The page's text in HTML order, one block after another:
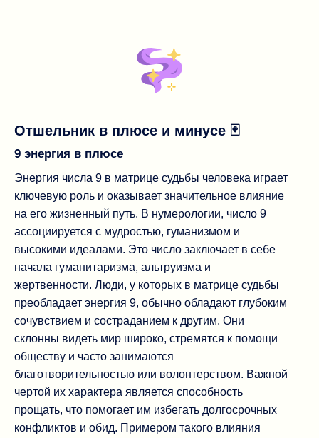
Отшельник в плюсе и минусе 🃏
9 энергия в плюсе
Энергия числа 9 в матрице судьбы человека играет
ключевую роль и оказывает значительное влияние
на его жизненный путь. В нумерологии, число 9
ассоциируется с мудростью, гуманизмом и
высокими идеалами. Это число заключает в себе
начала гуманитаризма, альтруизма и
жертвенности. Люди, у которых в матрице судьбы
преобладает энергия 9, обычно обладают глубоким
сочувствием и состраданием к другим. Они
склонны видеть мир широко, стремятся к помощи
обществу и часто занимаются
благотворительностью или волонтерством. Важной
чертой их характера является способность
прощать, что помогает им избегать долгосрочных
конфликтов и обид. Примером такого влияния